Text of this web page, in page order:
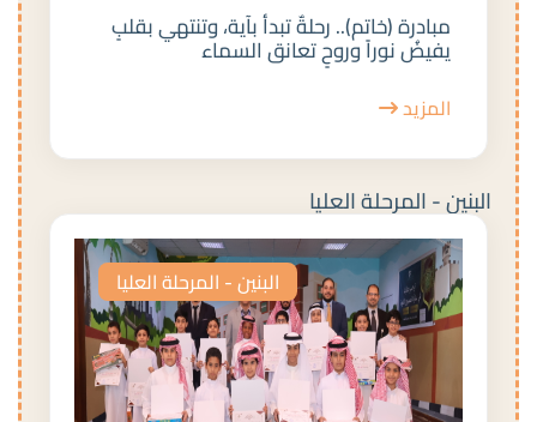
مبادرة (خاتم).. رحلةٌ تبدأ بآية، وتنتهي بقلبٍ
يفيضُ نوراً وروحٍ تعانق السماء
المزيد
البنين - المرحلة العليا
البنين - المرحلة العليا